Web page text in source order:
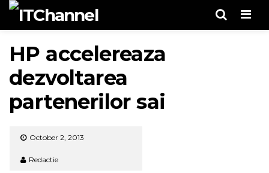
HP accelereaza
dezvoltarea
partenerilor sai
October 2, 2013
Redactie